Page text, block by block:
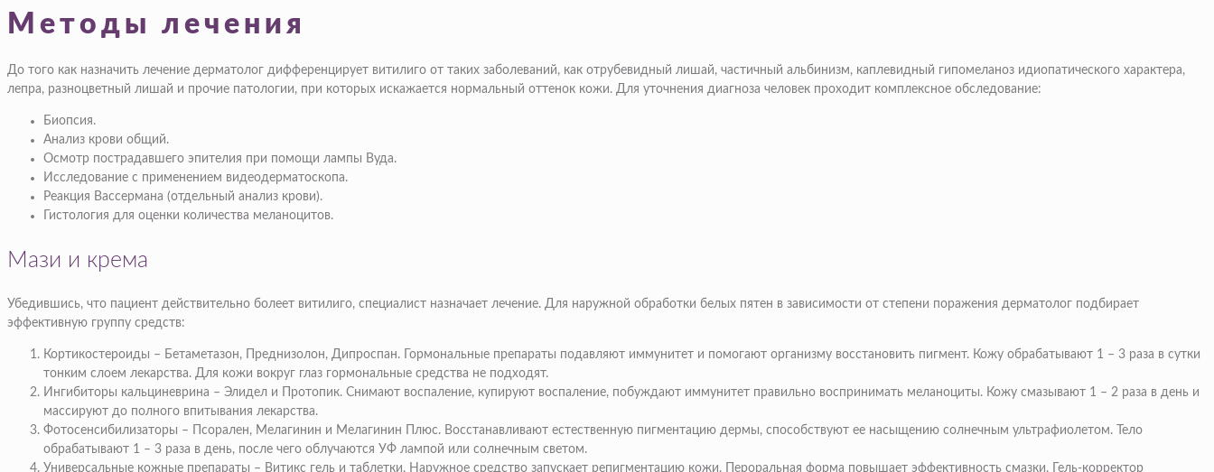
Методы лечения
До того как назначить лечение дерматолог дифференцирует витилиго от таких заболеваний, как отрубевидный лишай, частичный альбинизм, каплевидный гипомеланоз идиопатического характера,
лепра, разноцветный лишай и прочие патологии, при которых искажается нормальный оттенок кожи. Для уточнения диагноза человек проходит комплексное обследование:
Биопсия.
Анализ крови общий.
Осмотр пострадавшего эпителия при помощи лампы Вуда.
Исследование с применением видеодерматоскопа.
Реакция Вассермана (отдельный анализ крови).
Гистология для оценки количества меланоцитов.
Мази и крема
Убедившись, что пациент действительно болеет витилиго, специалист назначает лечение. Для наружной обработки белых пятен в зависимости от степени поражения дерматолог подбирает
эффективную группу средств:
Кортикостероиды – Бетаметазон, Преднизолон, Дипроспан. Гормональные препараты подавляют иммунитет и помогают организму восстановить пигмент. Кожу обрабатывают 1 – 3 раза в сутки
тонким слоем лекарства. Для кожи вокруг глаз гормональные средства не подходят.
Ингибиторы кальциневрина – Элидел и Протопик. Снимают воспаление, купируют воспаление, побуждают иммунитет правильно воспринимать меланоциты. Кожу смазывают 1 – 2 раза в день и
массируют до полного впитывания лекарства.
Фотосенсибилизаторы – Псорален, Мелагинин и Мелагинин Плюс. Восстанавливают естественную пигментацию дермы, способствуют ее насыщению солнечным ультрафиолетом. Тело
обрабатывают 1 – 3 раза в день, после чего облучаются УФ лампой или солнечным светом.
Универсальные кожные препараты – Витикс гель и таблетки. Наружное средство запускает репигментацию кожи. Пероральная форма повышает эффективность смазки. Гель-корректор